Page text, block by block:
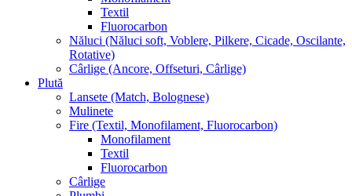
Textil
Fluorocarbon
Năluci (Năluci soft, Voblere, Pilkere, Cicade, Oscilante,
Rotative)
Cârlige (Ancore, Offseturi, Cârlige)
Plută
Lansete (Match, Bolognese)
Mulinete
Fire (Textil, Monofilament, Fluorocarbon)
Monofilament
Textil
Fluorocarbon
Cârlige